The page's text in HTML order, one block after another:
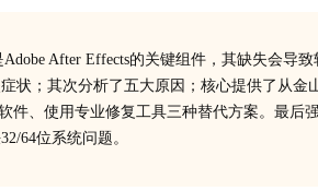
After Effects的关键组件，其缺失会导
状；其次分析了五大原因；核心提供了从
件、使用专业修复工具三种替代方案。最
64位系统问题。